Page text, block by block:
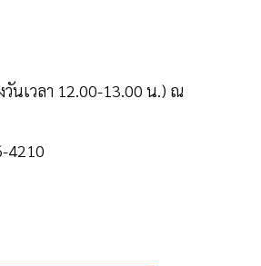
นเวลา 12.00-13.00 น.) ณ
4210